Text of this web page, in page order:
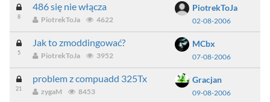
8
486 się nie włącza
PiotrekToJa 4622
PiotrekToJa
02-08-2006
5
Jak to zmoddingować?
PiotrekToJa 3952
MCbx
07-08-2006
21
problem z compuadd 325Tx
zygaM 8453
Gracjan
09-08-2006